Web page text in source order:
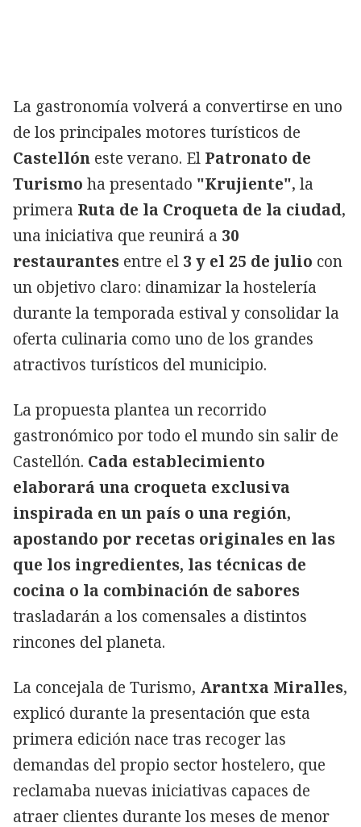
La gastronomía volverá a convertirse en uno
de los principales motores turísticos de
Castellón este verano. El Patronato de
Turismo ha presentado "Krujiente", la
primera Ruta de la Croqueta de la ciudad,
una iniciativa que reunirá a 30
restaurantes entre el 3 y el 25 de julio con
un objetivo claro: dinamizar la hostelería
durante la temporada estival y consolidar la
oferta culinaria como uno de los grandes
atractivos turísticos del municipio.
La propuesta plantea un recorrido
gastronómico por todo el mundo sin salir de
Castellón. Cada establecimiento
elaborará una croqueta exclusiva
inspirada en un país o una región,
apostando por recetas originales en las
que los ingredientes, las técnicas de
cocina o la combinación de sabores
trasladarán a los comensales a distintos
rincones del planeta.
La concejala de Turismo, Arantxa Miralles,
explicó durante la presentación que esta
primera edición nace tras recoger las
demandas del propio sector hostelero, que
reclamaba nuevas iniciativas capaces de
atraer clientes durante los meses de menor